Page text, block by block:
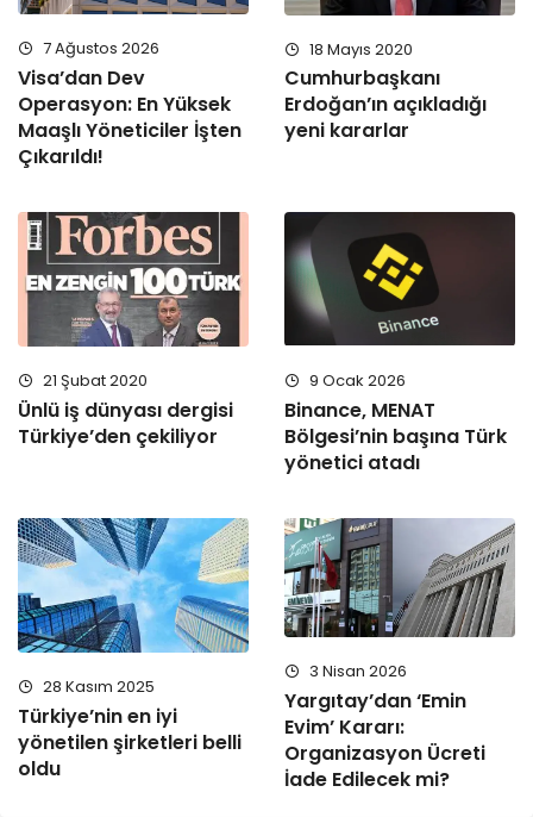
7 Ağustos 2026
Visa’dan Dev
Operasyon: En Yüksek
Maaşlı Yöneticiler İşten
Çıkarıldı!
18 Mayıs 2020
Cumhurbaşkanı
Erdoğan’ın açıkladığı
yeni kararlar
21 Şubat 2020
Ünlü iş dünyası dergisi
Türkiye’den çekiliyor
9 Ocak 2026
Binance, MENAT
Bölgesi’nin başına Türk
yönetici atadı
28 Kasım 2025
Türkiye’nin en iyi
yönetilen şirketleri belli
oldu
3 Nisan 2026
Yargıtay’dan ‘Emin
Evim’ Kararı:
Organizasyon Ücreti
İade Edilecek mi?